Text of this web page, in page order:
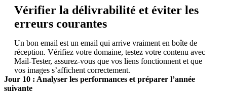
Vérifier la délivrabilité et éviter les
erreurs courantes
Un bon email est un email qui arrive vraiment en boîte de
réception. Vérifiez votre domaine, testez votre contenu avec
Mail-Tester, assurez-vous que vos liens fonctionnent et que
vos images s’affichent correctement.
Jour 10 : Analyser les performances et préparer l’année
suivante